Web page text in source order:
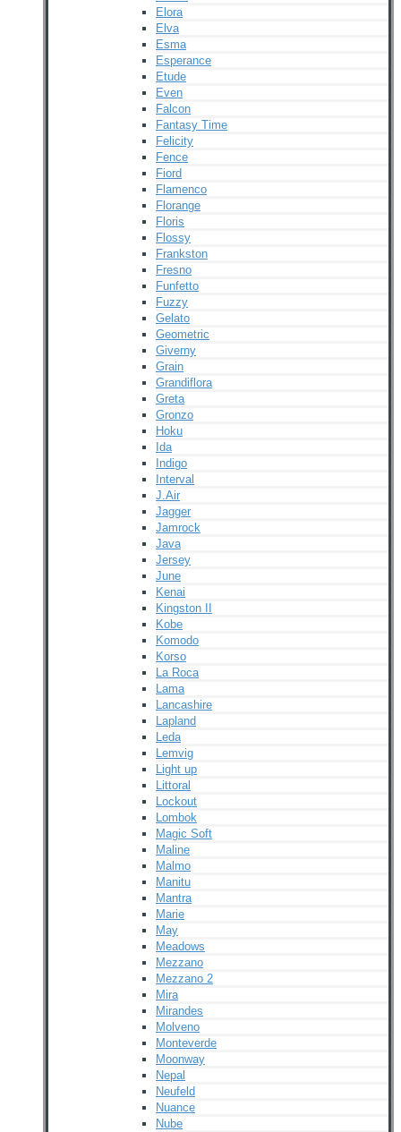
Elora
Elva
Esma
Esperance
Etude
Even
Falcon
Fantasy Time
Felicity
Fence
Fiord
Flamenco
Florange
Floris
Flossy
Frankston
Fresno
Funfetto
Fuzzy
Gelato
Geometric
Giverny
Grain
Grandiflora
Greta
Gronzo
Hoku
Ida
Indigo
Interval
J.Air
Jagger
Jamrock
Java
Jersey
June
Kenai
Kingston II
Kobe
Komodo
Korso
La Roca
Lama
Lancashire
Lapland
Leda
Lemvig
Light up
Littoral
Lockout
Lombok
Magic Soft
Maline
Malmo
Manitu
Mantra
Marie
May
Meadows
Mezzano
Mezzano 2
Mira
Mirandes
Molveno
Monteverde
Moonway
Nepal
Neufeld
Nuance
Nube